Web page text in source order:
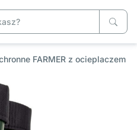
FARMER z ocieplaczem